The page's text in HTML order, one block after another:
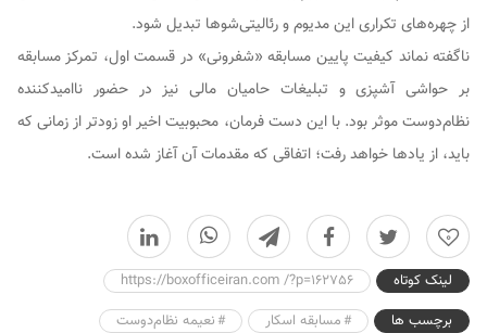
از چهره‌های تکراری این مدیوم و رئالیتی‌شوها تبدیل شود.
ناگفته نماند کیفیت پایین مسابقه «شفرونی» در قسمت اول، تمرکز مسابقه
بر حواشی آشپزی و تبلیغات حامیان مالی نیز در حضور ناامیدکننده
نظام‌دوست موثر بود. با این دست فرمان، محبوبیت اخیر او زودتر از زمانی که
باید، از یادها خواهد رفت؛ اتفاقی که مقدمات آن آغاز شده است.
0
لینک کوتاه
https://boxofficeiran.com /?p=162756
برچسب ها
مسابقه اسکار نعیمه نظام‌دوست